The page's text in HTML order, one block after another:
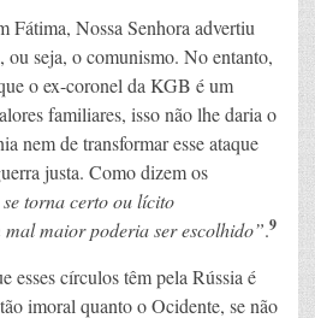
Fátima, Nossa Senhora advertiu
ou seja, o comunismo. No entanto,
o ex-coronel da KGB é um
familiares, isso não lhe daria o
nem de transformar esse ataque
justa. Como dizem os
torna certo ou lícito
mal maior poderia ser escolhido”.9
esses círculos têm pela Rússia é
imoral quanto o Ocidente, se não